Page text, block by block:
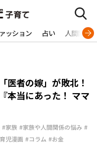
ッション 占い 人間関係
医者の嫁」が敗北！
本当にあった！ ママ
#家族 #家族や人間関係の悩み #
児漫画 #コラム #お金